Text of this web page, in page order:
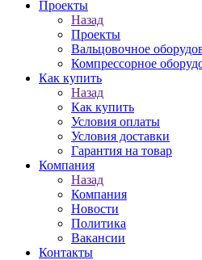
Проекты
Назад
Проекты
Вальцовочное
Компрессорное
Как купить
Назад
Как купить
Условия оплаты
Условия доставки
Гарантия на товар
Компания
Назад
Компания
Новости
Политика
Вакансии
Контакты